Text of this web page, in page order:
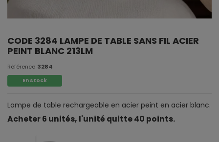
CODE 3284 LAMPE DE TABLE SANS FIL ACIER
PEINT BLANC 213LM
Référence 3284
En stock
Lampe de table rechargeable en acier peint en acier blanc.
Acheter 6 unités, l'unité quitte 40 points.